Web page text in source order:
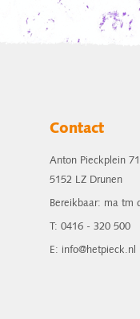
Contact
Anton Pieckplein 71
5152 LZ Drunen
Bereikbaar: ma tm
T: 0416 - 320 500
E: info@hetpieck.nl